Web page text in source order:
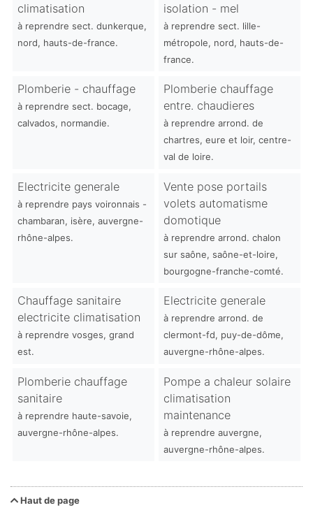
climatisation
à reprendre sect. dunkerque,
nord, hauts-de-france.
isolation - mel
à reprendre sect. lille-
métropole, nord, hauts-de-
france.
Plomberie - chauffage
à reprendre sect. bocage,
calvados, normandie.
Plomberie chauffage
entre. chaudieres
à reprendre arrond. de
chartres, eure et loir, centre-
val de loire.
Electricite generale
à reprendre pays voironnais -
chambaran, isère, auvergne-
rhône-alpes.
Vente pose portails
volets automatisme
domotique
à reprendre arrond. chalon
sur saône, saône-et-loire,
bourgogne-franche-comté.
Chauffage sanitaire
electricite climatisation
à reprendre vosges, grand
est.
Electricite generale
à reprendre arrond. de
clermont-fd, puy-de-dôme,
auvergne-rhône-alpes.
Plomberie chauffage
sanitaire
à reprendre haute-savoie,
auvergne-rhône-alpes.
Pompe a chaleur solaire
climatisation
maintenance
à reprendre auvergne,
auvergne-rhône-alpes.
Haut de page